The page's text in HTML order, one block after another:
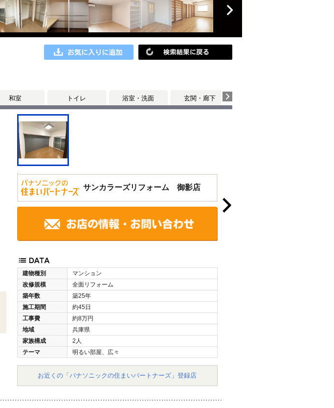
和室 トイレ 浴室・洗面 玄関・廊下
サンカラーズリフォーム 御影店
建物種別
マンション
改修規模
全面リフォーム
築年数
築25年
施工期間
約45日
工事費
約8万円
地域
兵庫県
家族構成
2人
テーマ
明るい部屋、広々
お近くの「パナソニックの住まいパートナーズ」登録店